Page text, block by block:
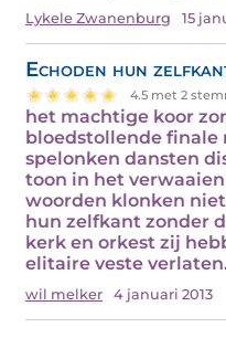
Lykele Zwanenburg 15
Echoden hun
4.5 met 2
het machtige koor
bloedstollende finale
spelonken dansten
toon in het
woorden klonken
hun zelfkant zonder
kerk en orkest zij
elitaire veste
wil melker 4 januari 2013